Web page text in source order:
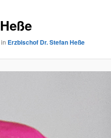
in Erzbischof Dr. Stefan Heße